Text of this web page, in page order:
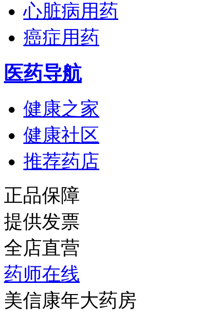
心脏病用药
癌症用药
医药导航
健康之家
健康社区
推荐药店
正品保障
提供发票
全店直营
药师在线
美信康年大药房